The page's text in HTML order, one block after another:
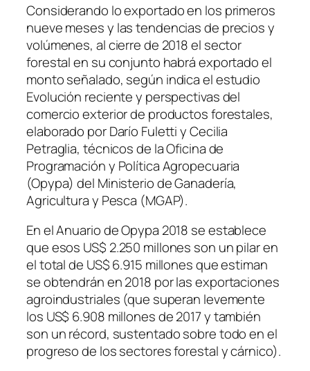
Considerando lo exportado en los primeros
nueve meses y las tendencias de precios y
volúmenes, al cierre de 2018 el sector
forestal en su conjunto habrá exportado el
monto señalado, según indica el estudio
Evolución reciente y perspectivas del
comercio exterior de productos forestales,
elaborado por Darío Fuletti y Cecilia
Petraglia, técnicos de la Oficina de
Programación y Política Agropecuaria
(Opypa) del Ministerio de Ganadería,
Agricultura y Pesca (MGAP).
En el Anuario de Opypa 2018 se establece
que esos US$ 2.250 millones son un pilar en
el total de US$ 6.915 millones que estiman
se obtendrán en 2018 por las exportaciones
agroindustriales (que superan levemente
los US$ 6.908 millones de 2017 y también
son un récord, sustentado sobre todo en el
progreso de los sectores forestal y cárnico).